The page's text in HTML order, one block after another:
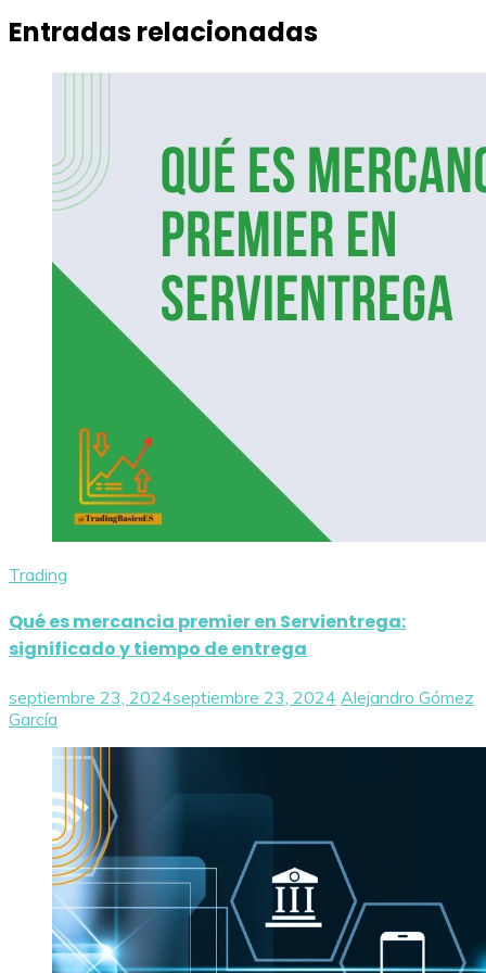
Entradas relacionadas
Trading
Qué es mercancia premier en Servientrega:
significado y tiempo de entrega
septiembre 23, 2024septiembre 23, 2024 Alejandro Gómez
García